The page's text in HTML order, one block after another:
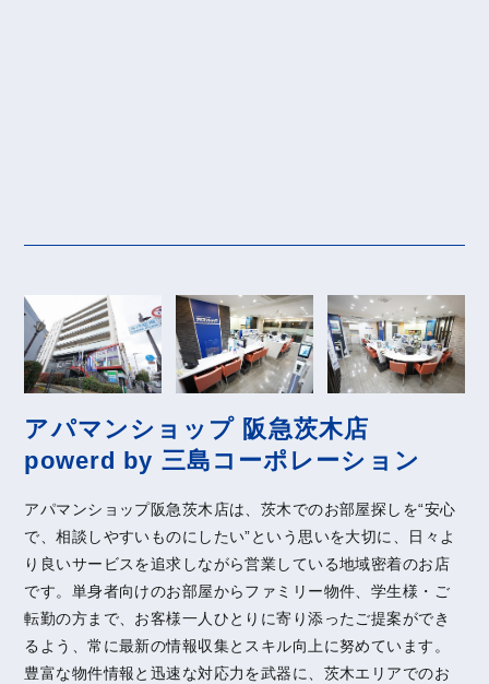
アパマンショップ 阪急茨木店
powerd by 三島コーポレーション
アパマンショップ阪急茨木店は、茨木でのお部屋探しを“安心
で、相談しやすいものにしたい”という思いを大切に、日々よ
り良いサービスを追求しながら営業している地域密着のお店
です。単身者向けのお部屋からファミリー物件、学生様・ご
転勤の方まで、お客様一人ひとりに寄り添ったご提案ができ
るよう、常に最新の情報収集とスキル向上に努めています。
豊富な物件情報と迅速な対応力を武器に、茨木エリアでのお